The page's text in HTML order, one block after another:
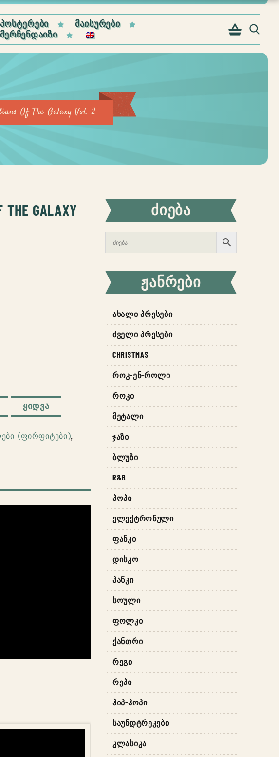
ᲞᲝᲡᲢᲔᲠᲔᲑᲘ
ᲛᲐᲘᲡᲣᲠᲔᲑᲘ
ᲛᲔᲠᲩᲔᲜᲓᲐᲘᲖᲘ
Of The Galaxy Vol. 2
ᲫᲘᲔᲑᲐ
ᲟᲐᲜᲠᲔᲑᲘ
ᲐᲮᲐᲚᲘ ᲞᲠᲔᲡᲔᲑᲘ
ᲫᲕᲔᲚᲘ ᲞᲠᲔᲡᲔᲑᲘ
CHRISTMAS
ᲠᲝᲙ-ᲔᲜ-ᲠᲝᲚᲘ
ᲠᲝᲙᲘ
ᲛᲔᲢᲐᲚᲘ
ᲯᲐᲖᲘ
ᲑᲚᲣᲖᲘ
R&B
ᲞᲝᲞᲘ
ᲔᲚᲔᲥᲢᲠᲝᲜᲣᲚᲘ
ᲤᲐᲜᲙᲘ
ᲓᲘᲡᲙᲝ
ᲞᲐᲜᲙᲘ
ᲡᲝᲣᲚᲘ
ᲤᲝᲚᲙᲘ
ᲥᲐᲜᲗᲠᲘ
ᲠᲔᲒᲘ
ᲠᲔᲞᲘ
ᲰᲘᲞ-ᲰᲝᲞᲘ
ᲡᲐᲣᲜᲓᲢᲠᲔᲙᲔᲑᲘ
ᲙᲚᲐᲡᲘᲙᲐ
THE GALAXY
ᲧᲘᲓᲕᲐ
(ფირფიტები),